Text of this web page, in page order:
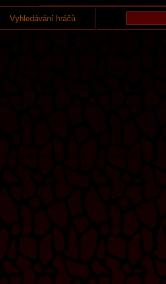
Vyhledávání hráčů